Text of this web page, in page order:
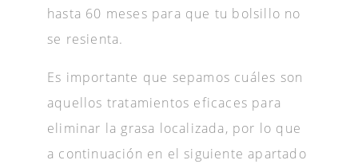
hasta 60 meses para que tu bolsillo no
se resienta.
Es importante que sepamos cuáles son
aquellos tratamientos eficaces para
eliminar la grasa localizada, por lo que
a continuación en el siguiente apartado